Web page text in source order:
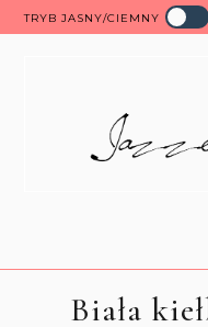
TRYB JASNY/CIEMNY
Biała